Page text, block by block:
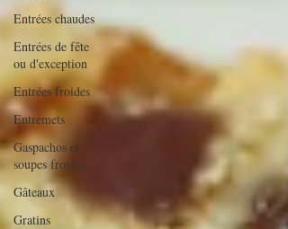
Entrées chaudes
Entrées de fête
ou d'exception
Entrées froides
Entremets
Gaspachos et
soupes froides
Gâteaux
Gratins